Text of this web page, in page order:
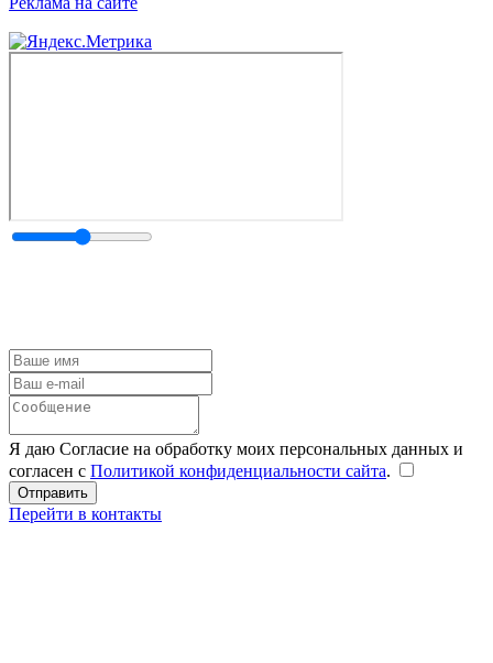
Я даю Согласие на обработку моих персональных данных и
согласен с Политикой конфиденциальности сайта.
Перейти в контакты